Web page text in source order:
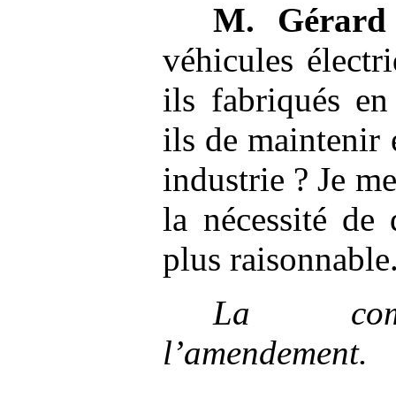
M.
véhicules
ils fabriqués
ils de maintenir
industrie ? Je
la nécessité
plus
La
l’amendement.